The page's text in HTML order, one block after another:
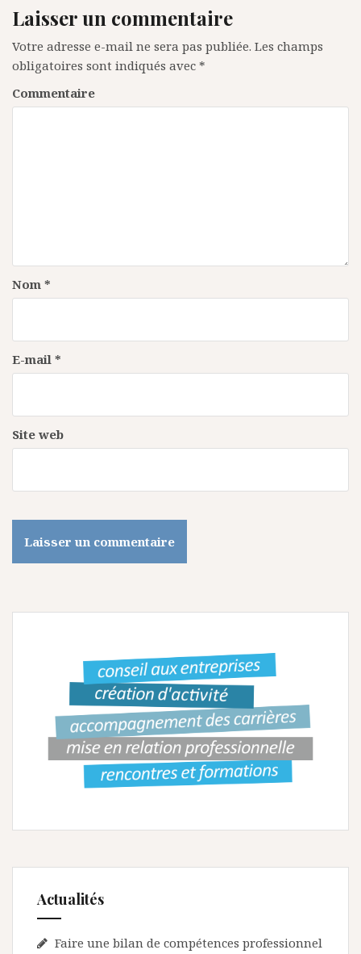
a
t
i
o
a
r
i
c
e
Laisser un commentaire
Votre adresse e-mail ne sera pas publiée. Les champs
obligatoires sont indiqués avec *
Commentaire
Nom *
E-mail *
Site web
Actualités
Faire une bilan de compétences professionnel